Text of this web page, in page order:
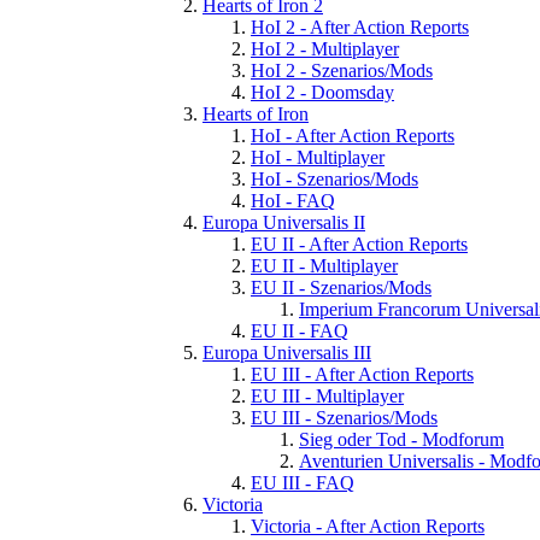
Hearts of Iron 2
HoI 2 - After Action Reports
HoI 2 - Multiplayer
HoI 2 - Szenarios/Mods
HoI 2 - Doomsday
Hearts of Iron
HoI - After Action Reports
HoI - Multiplayer
HoI - Szenarios/Mods
HoI - FAQ
Europa Universalis II
EU II - After Action Reports
EU II - Multiplayer
EU II - Szenarios/Mods
Imperium Francorum
EU II - FAQ
Europa Universalis III
EU III - After Action Reports
EU III - Multiplayer
EU III - Szenarios/Mods
Sieg oder Tod - Modforum
Aventurien Universalis -
EU III - FAQ
Victoria
Victoria - After Action Reports